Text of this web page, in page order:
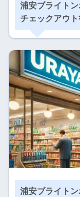
浦安ブライト
チェックアウ
浦安ブライト